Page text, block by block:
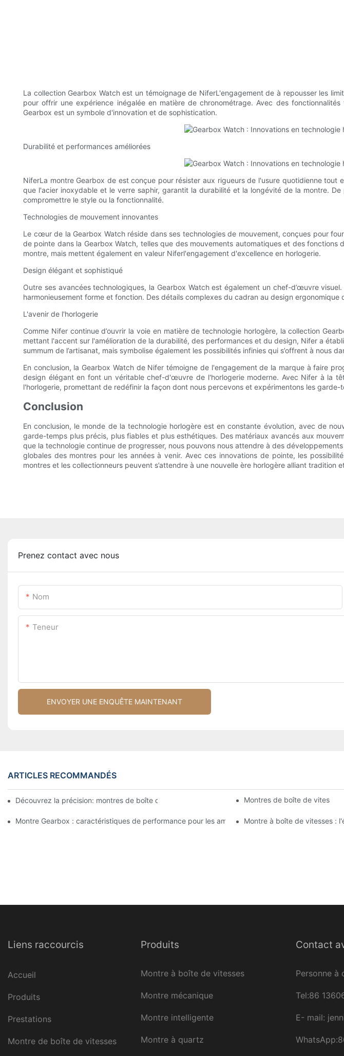
La collection Gearbox Watch est un témoignage de NiferL'engagement de à repousser les
pour offrir une expérience inégalée en matière de chronométrage. Avec des
Gearbox est un symbole d'innovation et de sophistication.
Durabilité et performances améliorées
NiferLa montre Gearbox de est conçue pour résister aux rigueurs de l'usure quotidienne
que l'acier inoxydable et le verre saphir, garantit la durabilité et la longévité de la montre.
compromettre le style ou la fonctionnalité.
Technologies de mouvement innovantes
Le cœur de la Gearbox Watch réside dans ses technologies de mouvement, conçues pour
de pointe dans la Gearbox Watch, telles que des mouvements automatiques et des
montre, mais mettent également en valeur Niferl'engagement d'excellence en horlogerie.
Design élégant et sophistiqué
Outre ses avancées technologiques, la Gearbox Watch est également un chef-d’œuvre
harmonieusement forme et fonction. Des détails complexes du cadran au design
L'avenir de l'horlogerie
Comme Nifer continue d’ouvrir la voie en matière de technologie horlogère, la collection
mettant l'accent sur l'amélioration de la durabilité, des performances et du design, Nifer a
summum de l’artisanat, mais symbolise également les possibilités infinies qui s’offrent à nous
En conclusion, la Gearbox Watch de Nifer témoigne de l'engagement de la marque à faire
design élégant en font un véritable chef-d'œuvre de l'horlogerie moderne. Avec Nifer à la
l'horlogerie, promettant de redéfinir la façon dont nous percevons et expérimentons les garde-
Conclusion
En conclusion, le monde de la technologie horlogère est en constante évolution, avec de
garde-temps plus précis, plus fiables et plus esthétiques. Des matériaux avancés aux
que la technologie continue de progresser, nous pouvons nous attendre à des
globales des montres pour les années à venir. Avec ces innovations de pointe, les
montres et les collectionneurs peuvent s’attendre à une nouvelle ère horlogère alliant
Prenez contact avec nous
Nom
Teneur
ENVOYER UNE ENQUÊTE MAINTENANT
ARTICLES RECOMMANDÉS
Découvrez la précision: montres de boîte de vitesses pour le style et les fonctionnalités
Montres de boîte de vites
Montre Gearbox : caractéristiques de performance pour les amateurs de plein airMontre à boîte de vitesses :
Liens raccourcis
Accueil
Produits
Prestations
Montre de boîte de vitesses
Produits
Montre à boîte de vitesses
Montre mécanique
Montre intelligente
Montre à quartz
Contact
Personne à
Tel:86
E- mail: